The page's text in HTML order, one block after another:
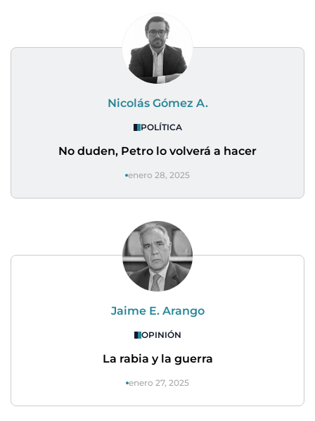
Nicolás Gómez A.
POLÍTICA
No duden, Petro lo volverá a hacer
enero 28, 2025
Jaime E. Arango
OPINIÓN
La rabia y la guerra
enero 27, 2025